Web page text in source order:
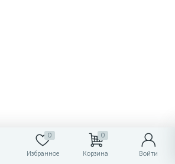
0
Избранное
0
Корзина Войти